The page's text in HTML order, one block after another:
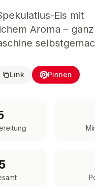
Eis mit
Aroma –
Link Pinnen